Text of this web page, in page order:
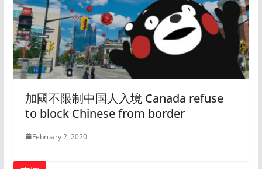
加國不限制中国人入境 Canada refuse
to block Chinese from border
February 2, 2020